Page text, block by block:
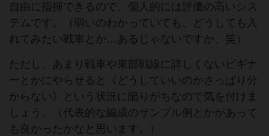
自由に指揮できるので、個人的には評価の高いシス
テムです。（弱いのわかっていても、どうしても入
れてみたい戦車とか…あるじゃないですか、笑）
ただし、あまり戦車や東部戦線に詳しくないビギナ
ーとかにやらせると《どうしていいのかさっぱり分
からない》という状況に陥りがちなので気を付けま
しょう。（代表的な編成のサンプル例とかがあって
も良かったかなと思います。）